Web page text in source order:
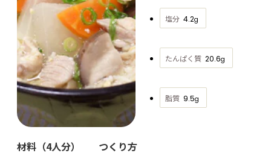
塩分 4.2g
たんぱく質 20.6g
脂質 9.5g
材料（4人分） つくり方